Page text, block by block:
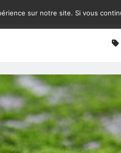
sur notre site. Si vous